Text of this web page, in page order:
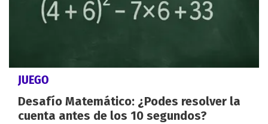
JUEGO
Desafío Matemático: ¿Podes resolver la
cuenta antes de los 10 segundos?